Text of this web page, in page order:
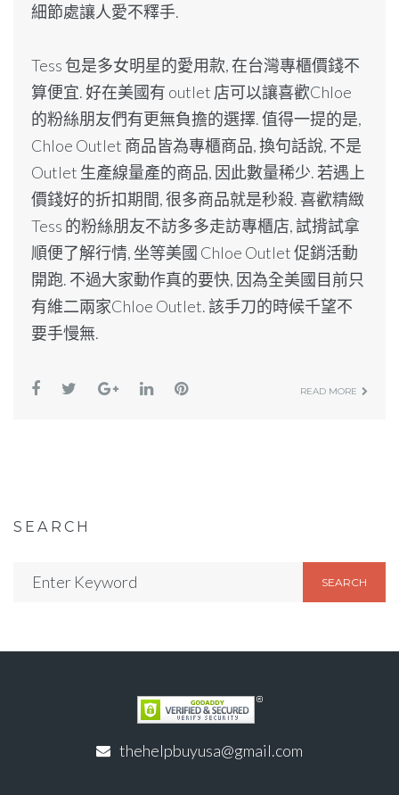
細節處讓人愛不釋手.
Tess 包是多女明星的愛用款, 在台灣專櫃價錢不
算便宜. 好在美國有 outlet 店可以讓喜歡Chloe
的粉絲朋友們有更無負擔的選擇. 值得一提的是,
Chloe Outlet 商品皆為專櫃商品, 換句話說, 不是
Outlet 生產線量產的商品, 因此數量稀少. 若遇上
價錢好的折扣期間, 很多商品就是秒殺. 喜歡精緻
Tess 的粉絲朋友不訪多多走訪專櫃店, 試揹試拿
順便了解行情, 坐等美國 Chloe Outlet 促銷活動
開跑. 不過大家動作真的要快, 因為全美國目前只
有維二兩家Chloe Outlet. 該手刀的時候千望不
要手慢無.
READ MORE
SEARCH
SEARCH
thehelpbuyusa@gmail.com